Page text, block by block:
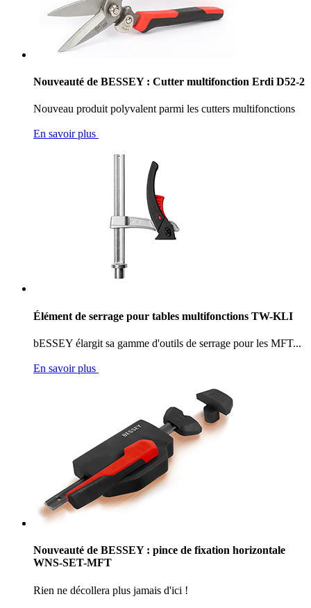
Nouveauté de BESSEY : Cutter multifonction Erdi D52-2
Nouveau produit polyvalent parmi les cutters multifonctions
En savoir plus
Élément de serrage pour tables multifonctions TW-KLI
bESSEY élargit sa gamme d'outils de serrage pour les MFT...
En savoir plus
Nouveauté de BESSEY : pince de fixation horizontale
WNS-SET-MFT
Rien ne décollera plus jamais d'ici !